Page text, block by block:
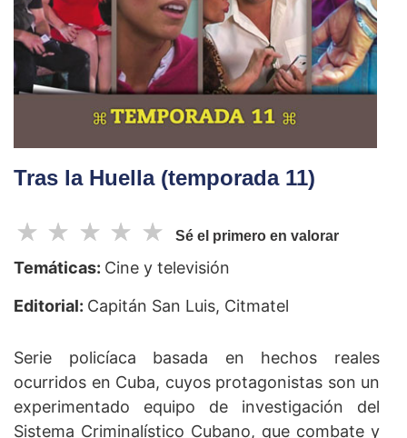
Tras la Huella (temporada 11)
☆
☆
☆
☆
☆ Sé el primero en valorar
Temáticas: Cine y televisión
Editorial: Capitán San Luis, Citmatel
Serie policíaca basada en hechos reales
ocurridos en Cuba, cuyos protagonistas son un
experimentado equipo de investigación del
Sistema Criminalístico Cubano, que combate y